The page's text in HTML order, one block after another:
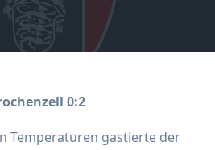
0:2
Temperaturen gastierte der